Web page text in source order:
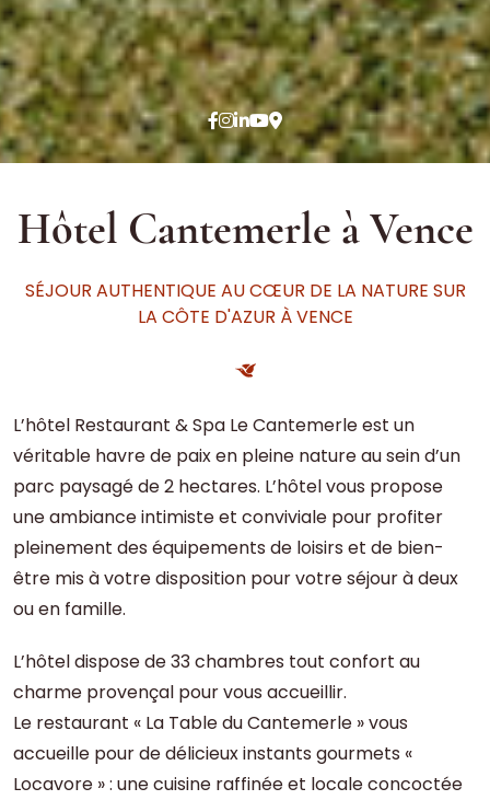
Hôtel Cantemerle à Vence
SÉJOUR AUTHENTIQUE AU CŒUR DE LA NATURE SUR
LA CÔTE D'AZUR À VENCE
L’hôtel Restaurant & Spa Le Cantemerle est un
véritable havre de paix en pleine nature au sein d’un
parc paysagé de 2 hectares. L’hôtel vous propose
une ambiance intimiste et conviviale pour profiter
pleinement des équipements de loisirs et de bien-
être mis à votre disposition pour votre séjour à deux
ou en famille.
L’hôtel dispose de 33 chambres tout confort au
charme provençal pour vous accueillir.
Le restaurant « La Table du Cantemerle » vous
accueille pour de délicieux instants gourmets «
Locavore » : une cuisine raffinée et locale concoctée